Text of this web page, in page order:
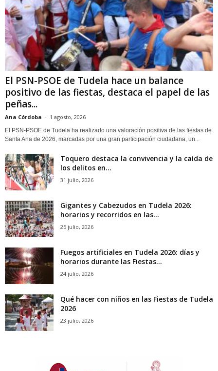
El PSN-PSOE de Tudela hace un balance
positivo de las fiestas, destaca el papel de las
peñas...
Ana Córdoba - 1 agosto, 2026
El PSN-PSOE de Tudela ha realizado una valoración positiva de las fiestas de
Santa Ana de 2026, marcadas por una gran participación ciudadana, un...
Toquero destaca la convivencia y la caída de
los delitos en...
31 julio, 2026
Gigantes y Cabezudos en Tudela 2026:
horarios y recorridos en las...
25 julio, 2026
Fuegos artificiales en Tudela 2026: días y
horarios durante las Fiestas...
24 julio, 2026
Qué hacer con niños en las Fiestas de Tudela
2026
23 julio, 2026